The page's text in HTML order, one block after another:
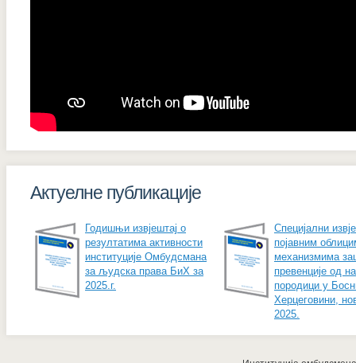
Актуелне публикације
Годишњи извјештај о
резултатима активности
институције Омбудсмана
за људска права БиХ за
2025.г.
Специјални
појавним
механизмима
превенције од
породици у
Херцеговини,
2025.